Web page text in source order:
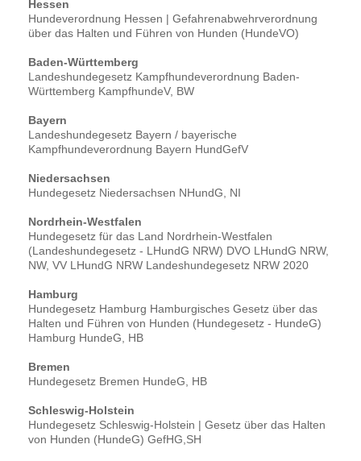
Hessen
Hundeverordnung Hessen | Gefahrenabwehrverordnung
über das Halten und Führen von Hunden (HundeVO)
Baden-Württemberg
Landeshundegesetz Kampfhundeverordnung Baden-
Württemberg KampfhundeV, BW
Bayern
Landeshundegesetz Bayern / bayerische
Kampfhundeverordnung Bayern HundGefV
Niedersachsen
Hundegesetz Niedersachsen NHundG, NI
Nordrhein-Westfalen
Hundegesetz für das Land Nordrhein-Westfalen
(Landeshundegesetz - LHundG NRW) DVO LHundG NRW,
NW, VV LHundG NRW Landeshundegesetz NRW 2020
Hamburg
Hundegesetz Hamburg Hamburgisches Gesetz über das
Halten und Führen von Hunden (Hundegesetz - HundeG)
Hamburg HundeG, HB
Bremen
Hundegesetz Bremen HundeG, HB
Schleswig-Holstein
Hundegesetz Schleswig-Holstein | Gesetz über das Halten
von Hunden (HundeG) GefHG,SH